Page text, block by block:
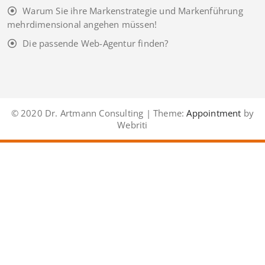
Warum Sie ihre Markenstrategie und Markenführung
mehrdimensional angehen müssen!
Die passende Web-Agentur finden?
© 2020 Dr. Artmann Consulting | Theme: Appointment by
Webriti